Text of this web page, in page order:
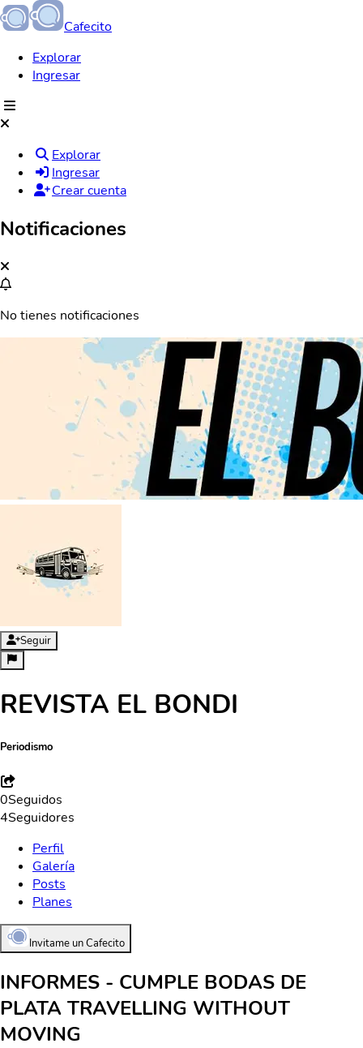
Cafecito
Explorar
Ingresar
Explorar
Ingresar
Crear cuenta
Notificaciones
No tienes notificaciones
Seguir
REVISTA EL BONDI
Periodismo
0Seguidos
4Seguidores
Perfil
Galería
Posts
Planes
Invitame un Cafecito
INFORMES - CUMPLE BODAS DE
PLATA TRAVELLING WITHOUT
MOVING